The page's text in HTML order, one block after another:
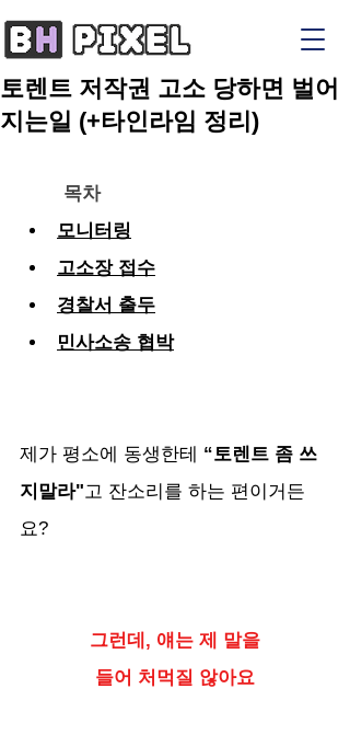
토렌트 저작권 고소 당하면 벌어
지는일 (+타인라임 정리)
목차
모니터링
고소장 접수
경찰서 출두
민사소송 협박
제가 평소에 동생한테 “토렌트 좀 쓰
지말라"고 잔소리를 하는 편이거든
요?
그런데, 얘는 제 말을
들어 처먹질 않아요